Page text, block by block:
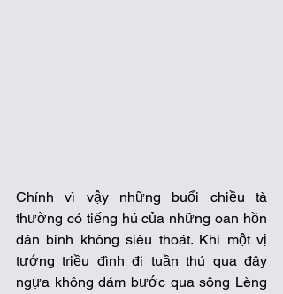
Chính vì vậy những buổi chiều tà
thường có tiếng hú của những oan hồn
dân binh không siêu thoát. Khi một vị
tướng triều đình đi tuần thú qua đây
ngựa không dám bước qua sông Lèng